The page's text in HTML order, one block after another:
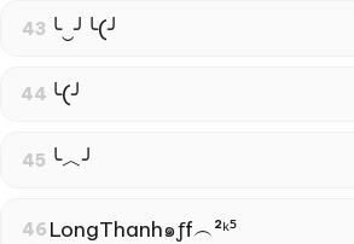
43 ╰‿╯╰(╯
44 ╰(╯
45 ╰︿╯
46 LongThanh๑ƒf︵²ᵏ⁵